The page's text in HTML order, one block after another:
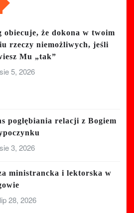
obiecuje, że dokona w twoim
rzeczy niemożliwych, jeśli
Mu „tak”
sie 5, 2026
pogłębiania relacji z Bogiem
sie 3, 2026
ministrancka i lektorska w
lip 28, 2026